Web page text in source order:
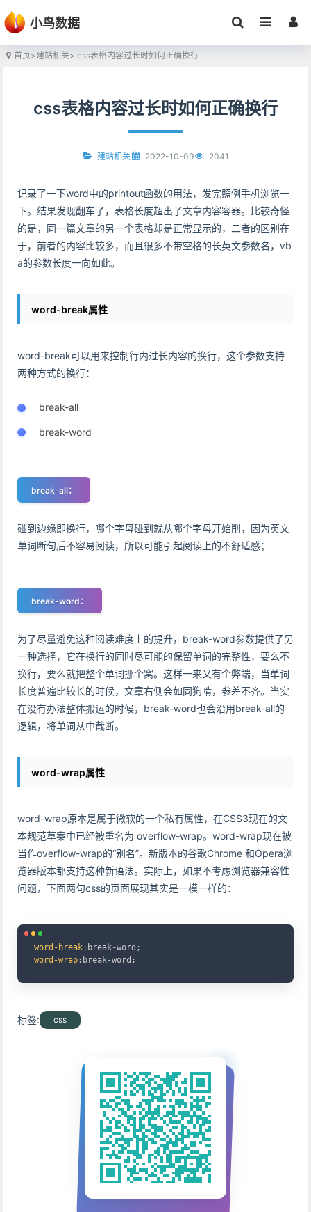
小鸟数据
首页>建站相关> css表格内容过长时如何正确换行
css表格内容过长时如何正确换行
建站相关 2022-10-09 2041
记录了一下word中的printout函数的用法，发完照例手机浏览一
下。结果发现翻车了，表格长度超出了文章内容容器。比较奇怪
的是，同一篇文章的另一个表格却是正常显示的，二者的区别在
于，前者的内容比较多，而且很多不带空格的长英文参数名，vb
a的参数长度一向如此。
word-break属性
word-break可以用来控制行内过长内容的换行，这个参数支持
两种方式的换行：
break-all
break-word
break-all：
碰到边缘即换行，哪个字母碰到就从哪个字母开始削，因为英文
单词断句后不容易阅读，所以可能引起阅读上的不舒适感；
break-word：
为了尽量避免这种阅读难度上的提升，break-word参数提供了另
一种选择，它在换行的同时尽可能的保留单词的完整性，要么不
换行，要么就把整个单词挪个窝。这样一来又有个弊端，当单词
长度普遍比较长的时候，文章右侧会如同狗啃，参差不齐。当实
在没有办法整体搬运的时候，break-word也会沿用break-all的
逻辑，将单词从中截断。
word-wrap属性
word-wrap原本是属于微软的一个私有属性，在CSS3现在的文
本规范草案中已经被重名为 overflow-wrap。word-wrap现在被
当作overflow-wrap的“别名”。新版本的谷歌Chrome 和Opera浏
览器版本都支持这种新语法。实际上，如果不考虑浏览器兼容性
问题，下面两句css的页面展现其实是一模一样的：
word-break : break-word ;
word-wrap : break-word ;
标签: css